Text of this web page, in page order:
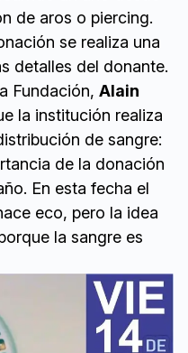
de aros o piercing.
se realiza una
detalles del donante.
Fundación, Alain
la institución realiza
de sangre:
de la donación
En esta fecha el
eco, pero la idea
la sangre es